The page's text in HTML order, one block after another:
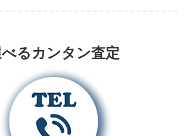
るカンタン査定